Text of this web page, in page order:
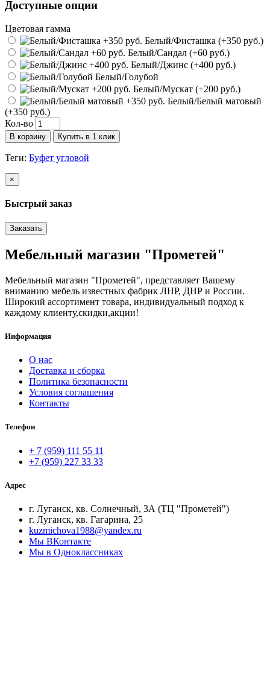
Доступные опции
Цветовая гамма
Белый/Фисташка (+350 руб.)
Белый/Сандал (+60 руб.)
Белый/Джинс (+400 руб.)
Белый/Голубой
Белый/Мускат (+200 руб.)
Белый/Белый матовый
(+350 руб.)
Кол-во
В корзину Купить в 1 клик
Теги: Буфет угловой
×
Быстрый заказ
Заказать
Мебельный магазин "Прометей"
Мебельный магазин "Прометей", представляет Вашему
вниманию мебель известных фабрик ЛНР, ДНР и России.
Широкий ассортимент товара, индивидуальный подход к
каждому клиенту,скидки,акции!
Информация
О нас
Доставка и сборка
Политика безопасности
Условия соглашения
Контакты
Телефон
+ 7 (959) 111 55 11
+7 (959) 227 33 33
Адрес
г. Луганск, кв. Солнечный, 3А (ТЦ "Прометей")
г. Луганск, кв. Гагарина, 25
kuzmichova1988@yandex.ru
Мы ВКонтакте
Мы в Одноклассниках